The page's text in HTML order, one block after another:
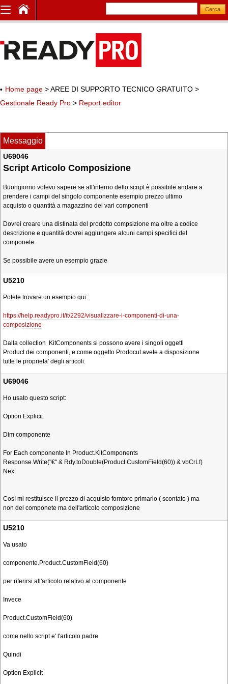
Home page > AREE DI SUPPORTO TECNICO GRATUITO >
Gestionale Ready Pro > Report editor
Messaggio
U69046
Script Articolo Composizione
Buongiorno volevo sapere se all'interno dello script è possibile andare a
prendere i campi del singolo componente esempio prezzo ultimo
acquisto o quantità a magazzino dei vari componenti
Dovrei creare una distinata del prodotto compsizione ma oltre a codice
descrizione e quantità dovrei aggiungere alcuni campi specifici del
componete.
Se possibile avere un esempio grazie
U5210
Potete trovare un esempio qui:
https://help.readypro.it/it/2292/visualizzare-i-componenti-di-una-
composizione
Dalla collection KitComponents si possono avere i singoli oggetti
Product dei componenti, e come oggetto Prodocut avete a disposizione
tutte le proprieta' degli articoli.
U69046
Ho usato questo script:
Option Explicit
Dim componente
For Each componente In Product.KitComponents
Response.Write("€" & Rdy.toDouble(Product.CustomField(60)) & vbCrLf)
Next
Così mi restituisce il prezzo di acquisto forntore primario ( scontato ) ma
non del componete ma dell'articolo composizione
U5210
Va usato
componente.Product.CustomField(60)
per riferirsi all'articolo relativo al componente
Invece
Product.CustomField(60)
come nello script e' l'articolo padre
Quindi
Option Explicit